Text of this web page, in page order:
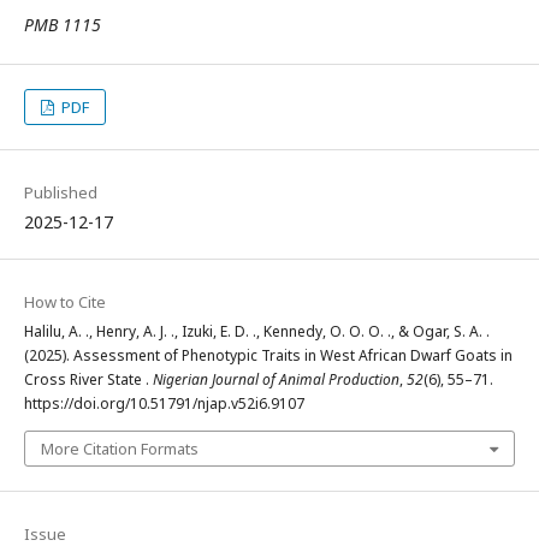
PMB 1115
PDF
Published
2025-12-17
How to Cite
Halilu, A. ., Henry, A. J. ., Izuki, E. D. ., Kennedy, O. O. O. ., & Ogar, S. A. .
(2025). Assessment of Phenotypic Traits in West African Dwarf Goats in
Cross River State . Nigerian Journal of Animal Production,52(6), 55–71.
https://doi.org/10.51791/njap.v52i6.9107
More Citation Formats
Issue